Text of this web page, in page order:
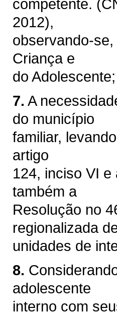
competente.
2012),
observando-
Criança e
do Adolescente;
7. A
do município
familiar,
artigo
124, inciso VI
também a
Resolução no
regionalizada
unidades de
8.
adolescente
interno com